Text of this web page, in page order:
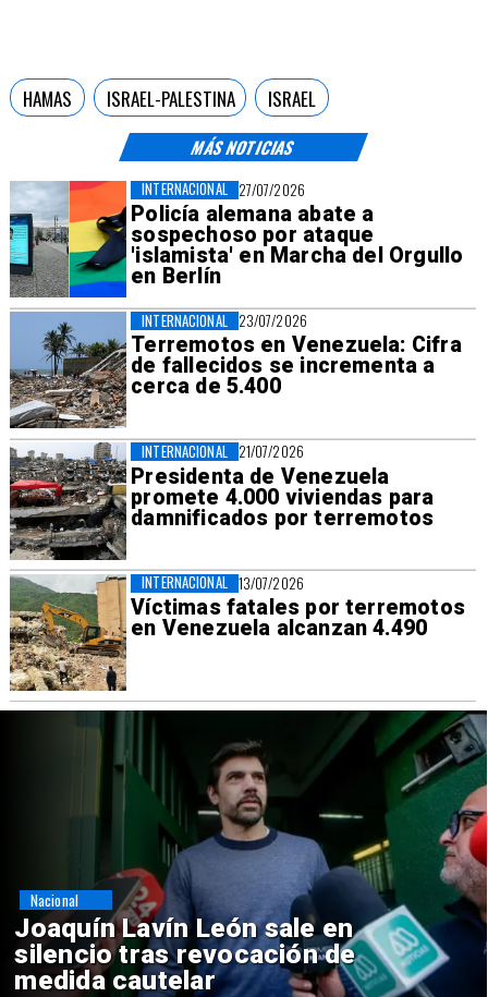
MÁS NOTICIAS
27/07/2026
Policía alemana abate a
sospechoso por ataque
'islamista' en Marcha del Orgullo
en Berlín
INTERNACIONAL
23/07/2026
Terremotos en Venezuela: Cifra
de fallecidos se incrementa a
cerca de 5.400
INTERNACIONAL
21/07/2026
Presidenta de Venezuela
promete 4.000 viviendas para
damnificados por terremotos
INTERNACIONAL
13/07/2026
Víctimas fatales por terremotos
en Venezuela alcanzan 4.490
INTERNACIONAL
HAMAS ISRAEL-PALESTINA ISRAEL
Chile y Venezuela formalizan
reinicio de relaciones
consulares
Nacional